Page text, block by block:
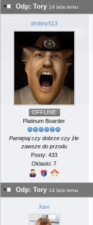
Odp: Tory 14 lata temu
drobny513
OFFLINE
Platinum Boarder
Pamiętaj czy dobrze czy źle
zawsze do przodu
Posty: 433
Oklaski: 7
Odp: Tory 14 lata temu
Xavi